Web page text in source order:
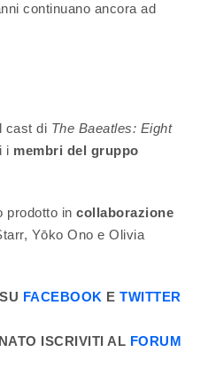
continuano ancora ad
cast di The Baeatles: Eight
i membri del gruppo
prodotto in collaborazione
Yōko Ono e Olivia
FACEBOOK ETWITTER
ISCRIVITI AL FORUM